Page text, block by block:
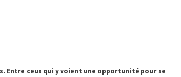
Entre ceux qui y voient une opportunité pour se